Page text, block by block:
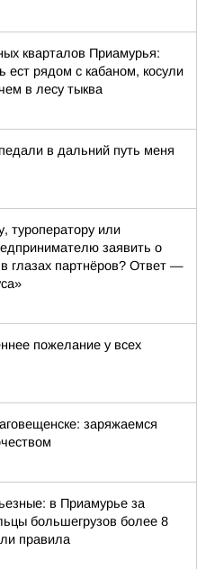
кварталов Приамурья:
ест рядом с кабаном, косули
в лесу тыква
в дальний путь меня
туроператору или
заявить о
глазах партнёров? Ответ —
пожелание у всех
заряжаемся
в Приамурье за
большегрузов более 8
правила